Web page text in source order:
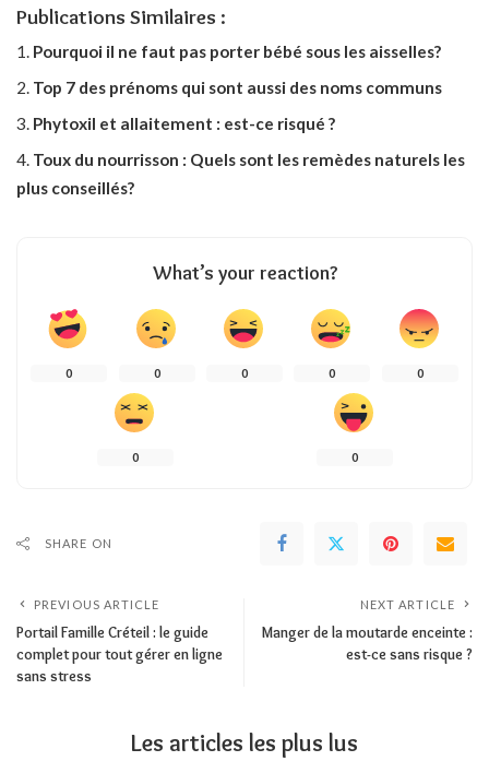
Publications Similaires :
Pourquoi il ne faut pas porter bébé sous les aisselles?
Top 7 des prénoms qui sont aussi des noms communs
Phytoxil et allaitement : est-ce risqué ?
Toux du nourrisson : Quels sont les remèdes naturels les
plus conseillés?
What’s your reaction?
0 0 0 0 0
0 0
SHARE ON
PREVIOUS ARTICLE
Portail Famille Créteil : le guide
complet pour tout gérer en ligne
sans stress
NEXT ARTICLE
Manger de la moutarde enceinte :
est-ce sans risque ?
Les articles les plus lus